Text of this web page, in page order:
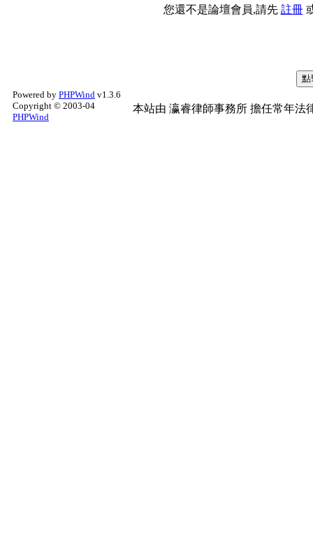
您還不是論壇會員,請先 註冊
Powered by PHPWind v1.3.6
Copyright © 2003-04
PHPWind
本站由 瀛睿律師事務所 擔任常年法